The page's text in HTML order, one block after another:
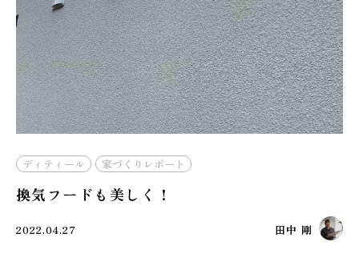
ディティール 家づくりレポート
換気フードも美しく！
2022.04.27 田中 剛